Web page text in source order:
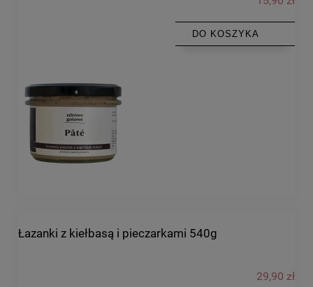
DO KOSZYKA
Łazanki z kiełbasą i pieczarkami 540g
29,90 zł